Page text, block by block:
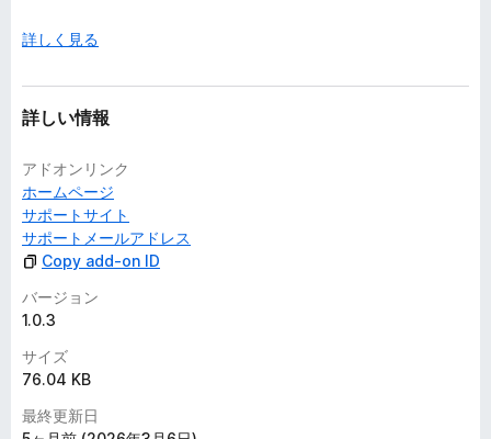
No browsing history collection
No remote page analysis
All page modifications happen
Debloat simply helps keep the web interface cleaner and
less
distracting.
www.google.ca のユーザーデータへのアクセス
www.google.ru のユーザーデータへのアクセス
www.google.it のユーザーデータへのアクセス
www.google.com.mx のユーザーデータへのアクセス
www.google.co.kr のユーザーデータへのアクセス
www.google.nl のユーザーデータへのアクセス
www.google.pl のユーザーデータへのアクセス
www.google.co.id のユーザーデータへのアクセス
edge.microsoft.com のユーザーデータへのアクセス
任意の許可設定:
広
て
詳しく見る
詳しい情報
アドオンリンク
ホームページ
サポートサイト
サポートメールアドレス
Copy add-on ID
バージョン
1.0.3
サイズ
76.04 KB
最終更新日